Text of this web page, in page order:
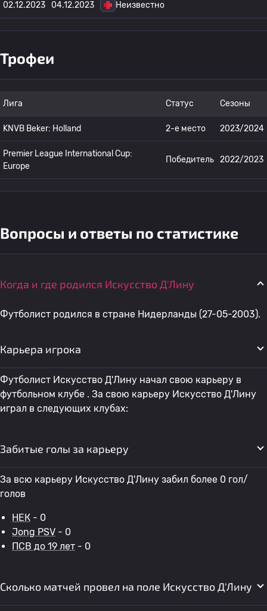
02.12.2023 04.12.2023 Неизвестно
Трофеи
Лига Статус Сезоны
KNVB Beker: Holland 2-е место 2023/2024
Premier League International Cup:
Europe
Победитель 2022/2023
Вопросы и ответы по статистике
Когда и где родился Искусство Д'Лину
Футболист родился в стране Нидерланды (27-05-2003).
Карьера игрока
Футболист Искусство Д'Лину начал свою карьеру в
футбольном клубе . За свою карьеру Искусство Д'Лину
играл в следующих клубах:
Забитые голы за карьеру
За всю карьеру Искусство Д'Лину забил более 0 гол/
голов
НЕК - 0
Jong PSV - 0
ПСВ до 19 лет - 0
Сколько матчей провел на поле Искусство Д'Лину